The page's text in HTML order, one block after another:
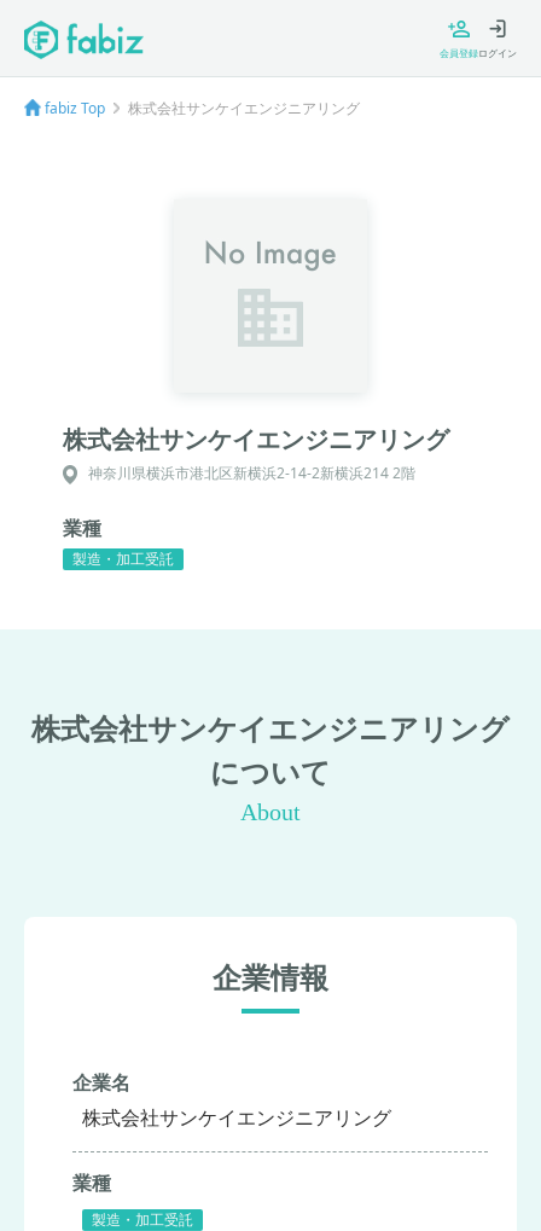
会員登録ログイン
fabiz Top 株式会社サンケイエンジニアリング
株式会社サンケイエンジニアリング
神奈川県横浜市港北区新横浜2-14-2新横浜214 2階
業種
製造・加工受託
株式会社サンケイエンジニアリング
について
About
企業情報
企業名
株式会社サンケイエンジニアリング
業種
製造・加工受託